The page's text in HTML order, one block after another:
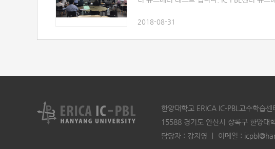
터 테스트 입니다. IC-PBL센터 뉴스레터 테스
2018-08-31
한양대학교 ERICA IC-PBL교수학습센
15588 경기도 안산시 상록구 한양대
담당자 : 강지영 ㅣ 이메일 :